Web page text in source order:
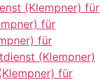
(Klempner) für
für
für
(Klempner)
für